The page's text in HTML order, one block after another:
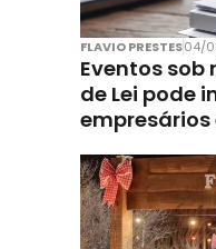
FLAVIO PRESTES04/
Eventos sob
de Lei pode